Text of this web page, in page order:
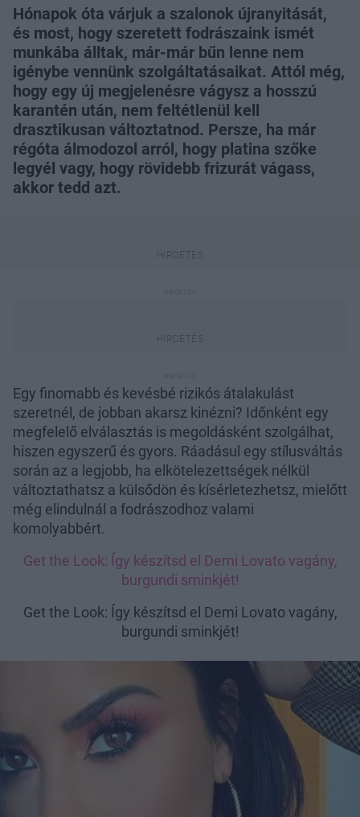
Hónapok óta várjuk a szalonok újranyitását,
és most, hogy szeretett fodrászaink ismét
munkába álltak, már-már bűn lenne nem
igénybe vennünk szolgáltatásaikat. Attól még,
hogy egy új megjelenésre vágysz a hosszú
karantén után, nem feltétlenül kell
drasztikusan változtatnod. Persze, ha már
régóta álmodozol arról, hogy platina szőke
legyél vagy, hogy rövidebb frizurát vágass,
akkor tedd azt.
Egy finomabb és kevésbé rizikós átalakulást
szeretnél, de jobban akarsz kinézni? Időnként egy
megfelelő elválasztás is megoldásként szolgálhat,
hiszen egyszerű és gyors. Ráadásul egy stílusváltás
során az a legjobb, ha elkötelezettségek nélkül
változtathatsz a külsődön és kísérletezhetsz, mielőtt
még elindulnál a fodrászodhoz valami
komolyabbért.
Get the Look: Így készítsd el Demi Lovato vagány,
burgundi sminkjét!
Get the Look: Így készítsd el Demi Lovato vagány,
burgundi sminkjét!